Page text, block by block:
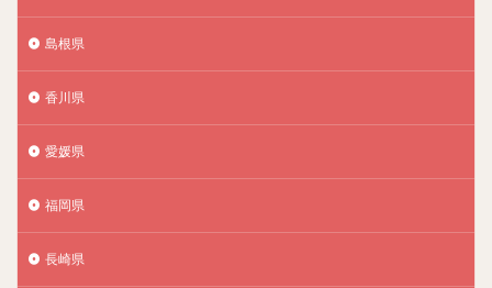
島根県
香川県
愛媛県
福岡県
長崎県